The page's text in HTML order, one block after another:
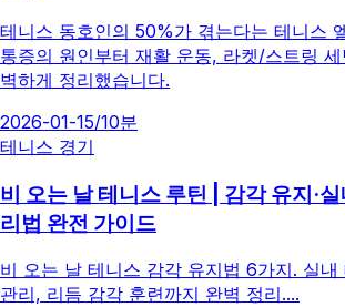
테니스 동호인의 50%가 겪는다는 테니스
통증의 원인부터 재활 운동, 라켓/스트링
벽하게 정리했습니다.
2026-01-15/10분
테니스 경기
비 오는 날 테니스 루틴 | 감각 유지·
리법 완전 가이드
비 오는 날 테니스 감각 유지법 6가지. 실내
관리, 리듬 감각 훈련까지 완벽 정리....